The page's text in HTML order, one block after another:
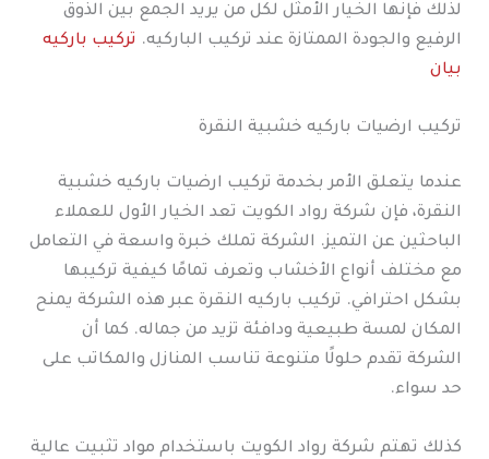
لذلك فإنها الخيار الأمثل لكل من يريد الجمع بين الذوق
الرفيع والجودة الممتازة عند تركيب الباركيه. تركيب باركيه
بيان
تركيب ارضيات باركيه خشبية النقرة
عندما يتعلق الأمر بخدمة تركيب ارضيات باركيه خشبية
النقرة، فإن شركة رواد الكويت تعد الخيار الأول للعملاء
الباحثين عن التميز. الشركة تملك خبرة واسعة في التعامل
مع مختلف أنواع الأخشاب وتعرف تمامًا كيفية تركيبها
بشكل احترافي. تركيب باركيه النقرة عبر هذه الشركة يمنح
المكان لمسة طبيعية ودافئة تزيد من جماله. كما أن
الشركة تقدم حلولًا متنوعة تناسب المنازل والمكاتب على
حد سواء.
كذلك تهتم شركة رواد الكويت باستخدام مواد تثبيت عالية